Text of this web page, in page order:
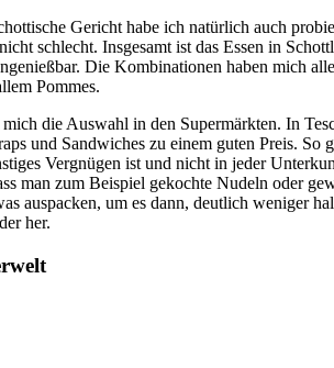
Gericht habe ich natürlich auch
schlecht. Insgesamt ist das Essen in
Die Kombinationen haben mich
Pommes.
die Auswahl in den Supermärkten. In
und Sandwiches zu einem guten Preis. So
Vergnügen ist und nicht in jeder
man zum Beispiel gekochte Nudeln oder
auspacken, um es dann, deutlich weniger
her.